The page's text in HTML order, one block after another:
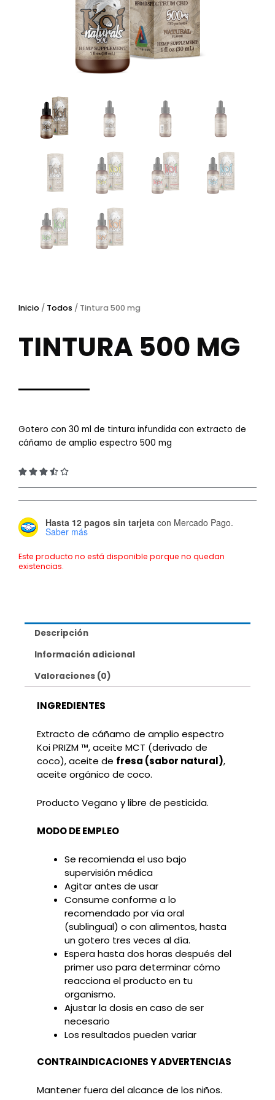
Inicio / Todos / Tintura 500 mg
TINTURA 500 MG
Gotero con 30 ml de tintura infundida con extracto de
cáñamo de amplio espectro 500 mg
    3.5/5
Hasta 12 pagos sin tarjeta con Mercado Pago.
Saber más
Este producto no está disponible porque no quedan
existencias.
Descripción
Información adicional
Valoraciones (0)
INGREDIENTES
Extracto de cáñamo de amplio espectro
Koi PRIZM ™, aceite MCT (derivado de
coco), aceite de fresa (sabor natural),
aceite orgánico de coco.
Producto Vegano y libre de pesticida.
MODO DE EMPLEO
Se recomienda el uso bajo
supervisión médica
Agitar antes de usar
Consume conforme a lo
recomendado por vía oral
(sublingual) o con alimentos, hasta
un gotero tres veces al día.
Espera hasta dos horas después del
primer uso para determinar cómo
reacciona el producto en tu
organismo.
Ajustar la dosis en caso de ser
necesario
Los resultados pueden variar
CONTRAINDICACIONES Y ADVERTENCIAS
Mantener fuera del alcance de los niños.